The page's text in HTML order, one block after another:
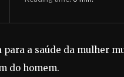
a saúde da mulher
do homem.